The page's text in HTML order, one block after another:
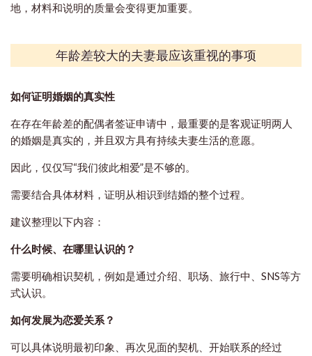
地，材料和说明的质量会变得更加重要。
年龄差较大的夫妻最应该重视的事项
如何证明婚姻的真实性
在存在年龄差的配偶者签证申请中，最重要的是客观证明两人
的婚姻是真实的，并且双方具有持续夫妻生活的意愿。
因此，仅仅写“我们彼此相爱”是不够的。
需要结合具体材料，证明从相识到结婚的整个过程。
建议整理以下内容：
什么时候、在哪里认识的？
需要明确相识契机，例如是通过介绍、职场、旅行中、SNS等方
式认识。
如何发展为恋爱关系？
可以具体说明最初印象、再次见面的契机、开始联系的经过